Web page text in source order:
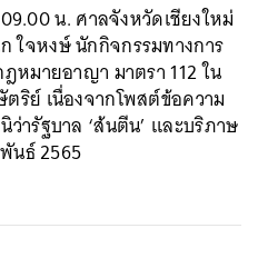
น. ศาลจังหวัดเชียงใหม่
จหงษ์ นักกิจกรรมทางการ
หมายอาญา มาตรา 112 ใน
ริย์ เนื่องจากโพสต์ข้อความ
ว่ารัฐบาล ‘ส้นตีน’ และบริภาษ
นธ์ 2565